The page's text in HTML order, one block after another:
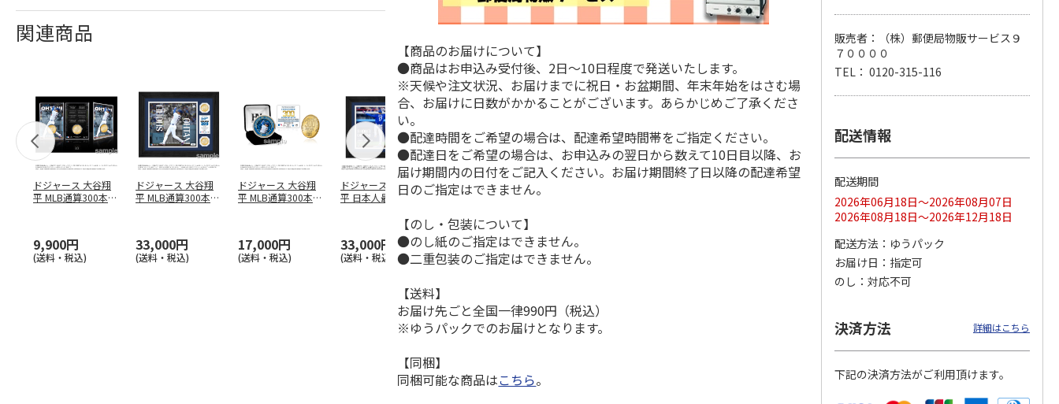
関連商品
ドジャース 大谷翔
平 MLB通算300本塁
9,900円
(送料・税込)
ドジャース 大谷翔
平 MLB通算300本塁
33,000円
(送料・税込)
ドジャース 大谷翔
平 MLB通算300本塁
17,000円
(送料・税込)
ドジャース 大谷翔
平 日本人最多53試
33,000円
(送料・税込)
MLB ドジャース 大
谷翔平 2026 NL 3・
33,000円
(送料・税込)
9,900円
(送料・税込)
ドジャース 大谷翔
平 日本人最多53試
合連続出塁記念 シ
ル…
17,000円
(送料・税込)
谷翔平 2026 NL 3・
4月投手…
【商品のお届けについて】
●商品はお申込み受付後、2日～10日程度で発送いたします。
※天候や注文状況、お届けまでに祝日・お盆期間、年末年始をはさむ場
合、お届けに日数がかかることがございます。あらかじめご了承くださ
い。
●配達時間をご希望の場合は、配達希望時間帯をご指定ください。
●配達日をご希望の場合は、お申込みの翌日から数えて10日目以降、お
届け期間内の日付をご記入ください。お届け期間終了日以降の配達希望
日のご指定はできません。
【のし・包装について】
●のし紙のご指定はできません。
●二重包装のご指定はできません。
【送料】
お届け先ごと全国一律990円（税込）
※ゆうパックでのお届けとなります。
【同梱】
同梱可能な商品はこちら。
販売者：（株）郵便局物販サービス９
７００００
TEL： 0120-315-116
配送情報
配送期間
2026年06月18日～2026年08月07日
2026年08月18日～2026年12月18日
配送方法
ゆうパック
お届け日
指定可
のし
対応不可
決済方法 詳細はこちら
下記の決済方法がご利用頂けます。